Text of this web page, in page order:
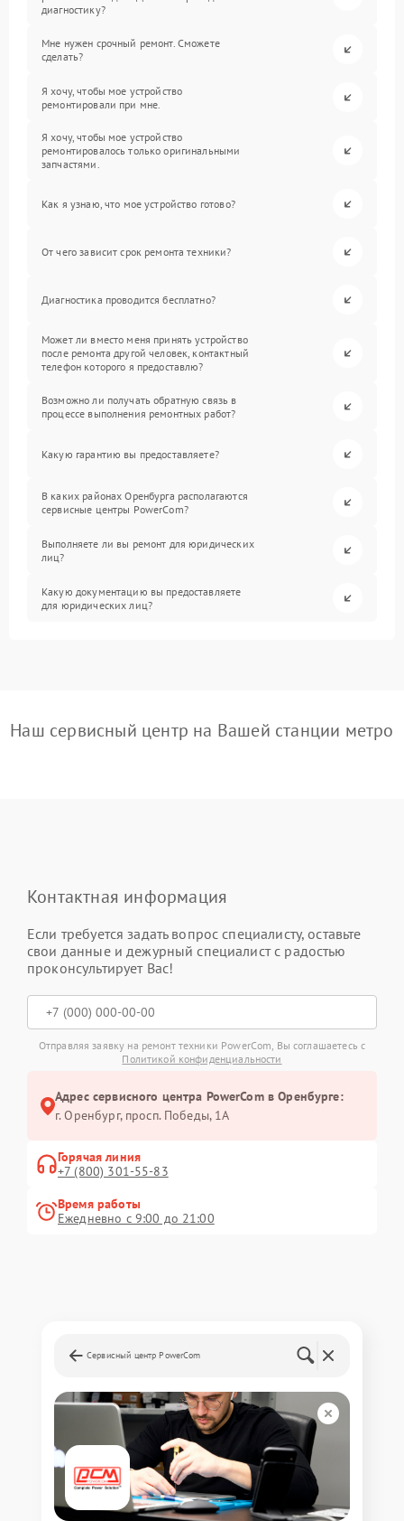
диагностику?
Мне нужен срочный ремонт. Сможете
сделать?
Я хочу, чтобы мое устройство
ремонтировали при мне.
Я хочу, чтобы мое устройство
ремонтировалось только оригинальными
запчастями.
Как я узнаю, что мое устройство готово?
От чего зависит срок ремонта техники?
Диагностика проводится бесплатно?
Может ли вместо меня принять устройство
после ремонта другой человек, контактный
телефон которого я предоставлю?
Возможно ли получать обратную связь в
процессе выполнения ремонтных работ?
Какую гарантию вы предоставляете?
В каких районах Оренбурга располагаются
сервисные центры PowerCom?
Выполняете ли вы ремонт для юридических
лиц?
Какую документацию вы предоставляете
для юридических лиц?
Наш сервисный центр на Вашей станции метро
Контактная информация
Если требуется задать вопрос специалисту, оставьте
свои данные и дежурный специалист с радостью
проконсультирует Вас!
Отправляя заявку на ремонт техники PowerCom, Вы соглашаетесь с
Политикой конфиденциальности
Адрес сервисного центра PowerCom в Оренбурге:
г. Оренбург, просп. Победы, 1А
Горячая линия
+7 (800) 301-55-83
Время работы
Ежедневно с 9:00 до 21:00
Сервисный центр PowerCom